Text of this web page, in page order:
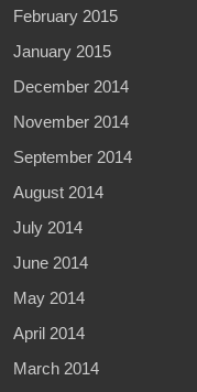
February 2015
January 2015
December 2014
November 2014
September 2014
August 2014
July 2014
June 2014
May 2014
April 2014
March 2014